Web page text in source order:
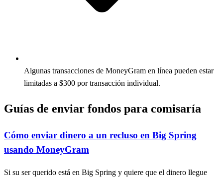
Algunas transacciones de MoneyGram en línea pueden estar
limitadas a $300 por transacción individual.
Guías de enviar fondos para comisaría
Cómo enviar dinero a un recluso en Big Spring
usando MoneyGram
Si su ser querido está en Big Spring y quiere que el dinero llegue